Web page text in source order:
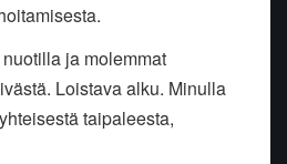
ja molemmat
Loistava alku. Minulla
taipaleesta,